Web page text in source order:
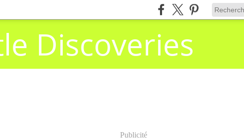
Discoveries
Publicité